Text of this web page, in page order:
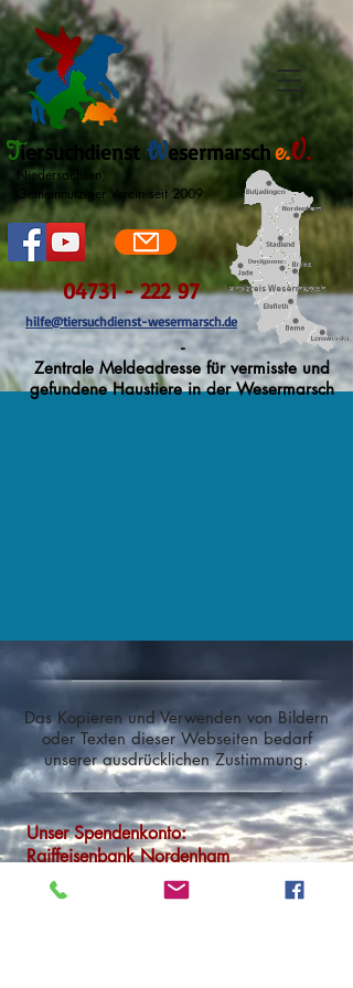
Niedersachsen,
Gemeinnütziger Verein seit 2009
04731 - 222 97
hilfe@tiersuchdienst-wesermarsch.de
-
Zentrale Meldeadresse für vermisste und
gefundene Haustiere in der Wesermarsch
Tiersuchdienst Wesermarsch e.V.
Das Kopieren und Verwenden von Bildern
oder Texten dieser Webseiten bedarf
unserer ausdrücklichen Zustimmung.
Unser Spendenkonto:
Raiffeisenbank Nordenham
IBAN: DE 032826 2673 2475 2096